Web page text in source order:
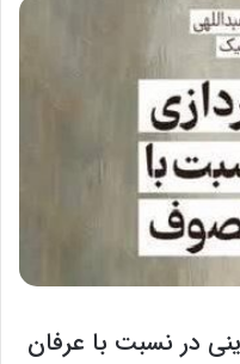
در نسبت با عرفان